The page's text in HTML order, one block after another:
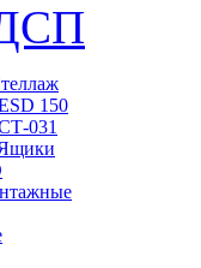
150
031